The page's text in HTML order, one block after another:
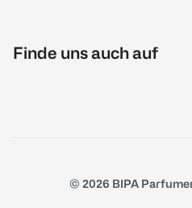
Finde uns auch auf
© 2026 BIPA